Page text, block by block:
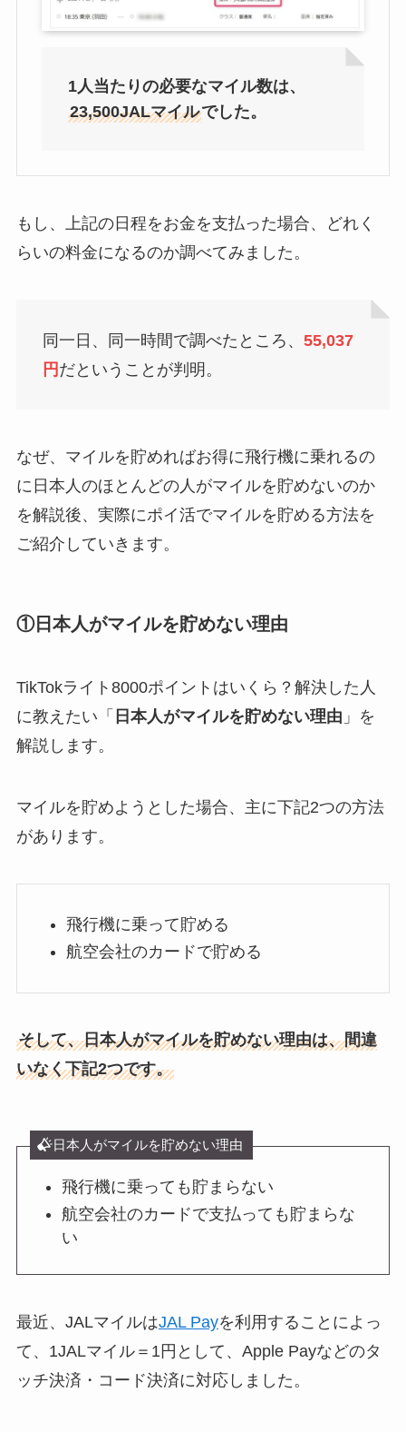
1人当たりの必要なマイル数は、
23,500JALマイルでした。
もし、上記の日程をお金を支払った場合、どれく
らいの料金になるのか調べてみました。
同一日、同一時間で調べたところ、 55,037
円 だということが判明。
なぜ、マイルを貯めればお得に飛行機に乗れるの
に日本人のほとんどの人がマイルを貯めないのか
を解説後、実際にポイ活でマイルを貯める方法を
ご紹介していきます。
①日本人がマイルを貯めない理由
TikTokライト8000ポイントはいくら？解決した人
に教えたい「 日本人がマイルを貯めない理由 」を
解説します。
マイルを貯めようとした場合、主に下記2つの方法
があります。
飛行機に乗って貯める
航空会社のカードで貯める
そして、日本人がマイルを貯めない理由は、間違
いなく下記2つです。
日本人がマイルを貯めない理由
飛行機に乗っても貯まらない
航空会社のカードで支払っても貯まらな
い
最近、JALマイルはJAL Payを利用することによっ
て、1JALマイル＝1円として、Apple Payなどのタ
ッチ決済・コード決済に対応しました。